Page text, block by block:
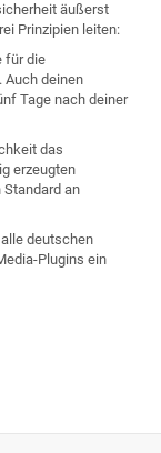
äußerst
Prinzipien leiten:
für die
Auch deinen
Tage nach deiner
das
erzeugten
Standard an
deutschen
Plugins ein